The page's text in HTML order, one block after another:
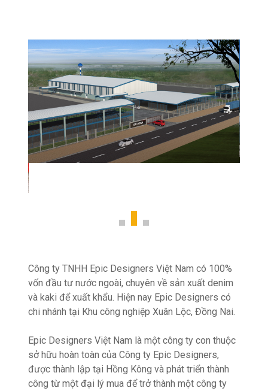
Công ty TNHH Epic Designers Việt Nam có 100%
vốn đầu tư nước ngoài, chuyên về sản xuất denim
và kaki để xuất khẩu. Hiện nay Epic Designers có
chi nhánh tại Khu công nghiệp Xuân Lộc, Đồng Nai.
Epic Designers Việt Nam là một công ty con thuộc
sở hữu hoàn toàn của Công ty Epic Designers,
được thành lập tại Hồng Kông và phát triển thành
công từ một đại lý mua để trở thành một công ty